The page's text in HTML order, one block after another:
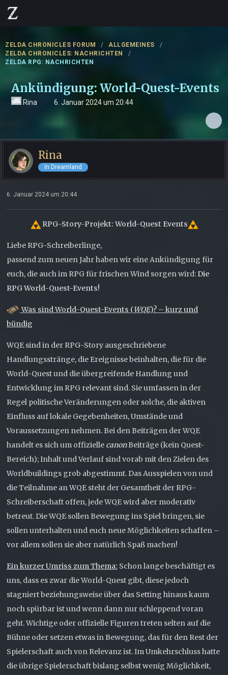
ZELDA CHRONICLES FORUM
ALLGEMEINES
ZELDA CHRONICLES: NACHRICHTEN
ZELDA RPG: NACHRICHTEN
Ankündigung: World-Quest-Events
Rina 6. Januar 2024 um 20:44
Rina
In Dreamland
6. Januar 2024 um 20:44
RPG-Story-Projekt: World-Quest Events
Liebe RPG-Schreiberlinge,
passend zum neuen Jahr haben wir eine Ankündigung für
euch, die auch im RPG für frischen Wind sorgen wird: Die
RPG World-Quest-Events!
Was sind World-Quest-Events (WQE)? – kurz und
bündig
WQE sind in der RPG-Story ausgeschriebene
Handlungsstränge, die Ereignisse beinhalten, die für die
World-Quest und die übergreifende Handlung und
Entwicklung im RPG relevant sind. Sie umfassen in der
Regel politische Veränderungen oder solche, die aktiven
Einfluss auf lokale Gegebenheiten, Umstände und
Voraussetzungen nehmen. Bei den Beiträgen der WQE
handelt es sich um offizielle canonBeiträge (kein Quest-
Bereich); Inhalt und Verlauf sind vorab mit den Zielen des
Worldbuildings grob abgestimmt. Das Ausspielen von und
die Teilnahme an WQE steht der Gesamtheit der RPG-
Schreiberschaft offen, jede WQE wird aber moderativ
betreut. Die WQE sollen Bewegung ins Spiel bringen, sie
sollen unterhalten und euch neue Möglichkeiten schaffen –
vor allem sollen sie aber natürlich Spaß machen!
Ein kurzer Umriss zum Thema: Schon lange beschäftigt es
uns, dass es zwar die World-Quest gibt, diese jedoch
stagniert beziehungsweise über das Setting hinaus kaum
noch spürbar ist und wenn dann nur schleppend voran
geht. Wichtige oder offizielle Figuren treten selten auf die
Bühne oder setzen etwas in Bewegung, das für den Rest der
Spielerschaft auch von Relevanz ist. Im Umkehrschluss hatte
die übrige Spielerschaft bislang selbst wenig Möglichkeit,